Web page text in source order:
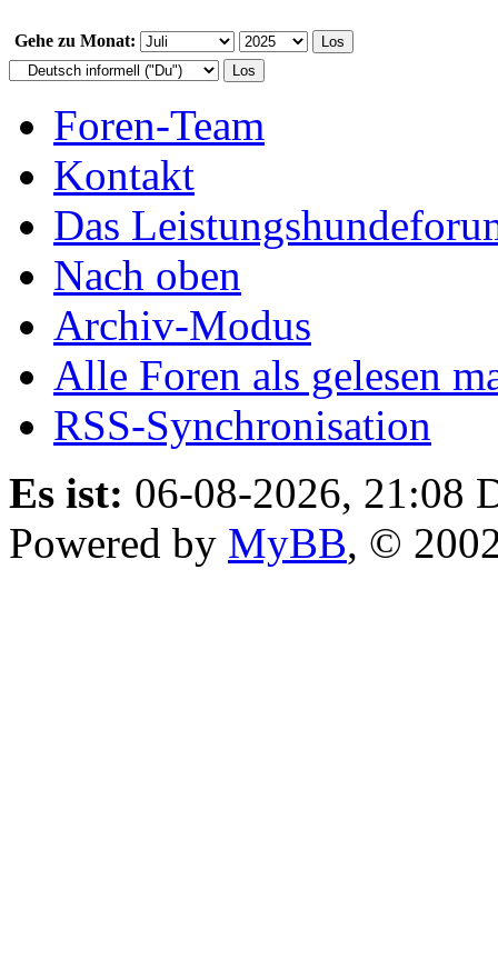
Gehe zu Monat:
Foren-Team
Kontakt
Das
Nach oben
Archiv-Modus
Alle Foren als gelesen
RSS-Synchronisation
Es ist: 06-08-2026, 21:08
Powered by MyBB, ©